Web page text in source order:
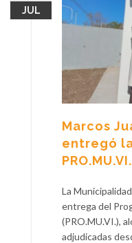
JUL
Marcos
entregó
PRO.MU.VI.
La
entrega del
(PRO.MU.VI.),
adjudicadas